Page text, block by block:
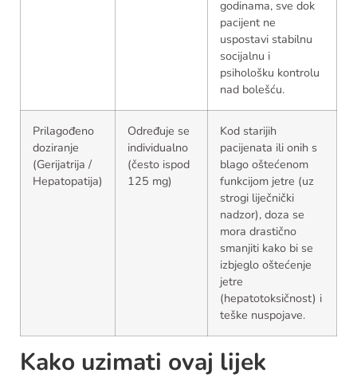
godinama, sve dok
pacijent ne
uspostavi stabilnu
socijalnu i
psihološku kontrolu
nad bolešću.
Prilagođeno
doziranje
(Gerijatrija /
Hepatopatija)
Određuje se
individualno
(često ispod
125 mg)
Kod starijih
pacijenata ili onih s
blago oštećenom
funkcijom jetre (uz
strogi liječnički
nadzor), doza se
mora drastično
smanjiti kako bi se
izbjeglo oštećenje
jetre
(hepatotoksičnost) i
teške nuspojave.
Kako uzimati ovaj lijek